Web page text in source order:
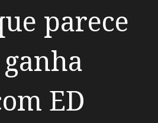
parece
ED